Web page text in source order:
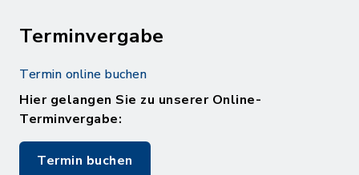
Terminvergabe
Termin online buchen
Hier gelangen Sie zu unserer Online-
Terminvergabe:
Termin buchen